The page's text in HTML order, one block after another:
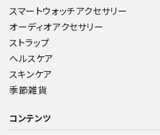
スマートウォッチアクセサリー
オーディオアクセサリー
ストラップ
ヘルスケア
スキンケア
季節雑貨
コンテンツ